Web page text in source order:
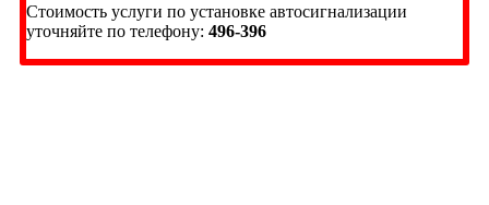
Стоимость услуги по установке автосигнализации
уточняйте по телефону: 496-396